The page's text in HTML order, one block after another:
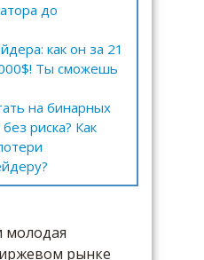
до
как он за 21
Ты сможешь
на бинарных
риска? Как
молодая
рынке